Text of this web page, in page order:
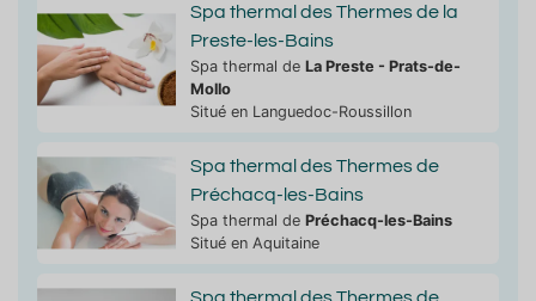
Spa thermal des Thermes de la
Preste-les-Bains
Spa thermal de La Preste - Prats-de-
Mollo
Situé en Languedoc-Roussillon
Spa thermal des Thermes de
Préchacq-les-Bains
Spa thermal de Préchacq-les-Bains
Situé en Aquitaine
Spa thermal des Thermes de